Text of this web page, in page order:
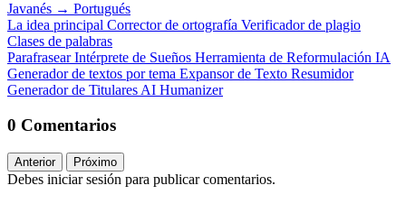
Javanés → Portugués
La idea principal Corrector de ortografía Verificador de plagio
Clases de palabras
ParafrasearIntérprete de Sueños Herramienta de Reformulación IA
Generador de textos por tema Expansor de Texto Resumidor
Generador de Titulares AI Humanizer
0 Comentarios
Anterior Próximo
Debes iniciar sesión para publicar comentarios.